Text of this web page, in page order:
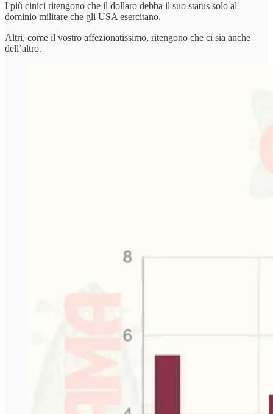
I più cinici ritengono che il dollaro debba il suo status solo al
dominio militare che gli USA esercitano.
Altri, come il vostro affezionatissimo, ritengono che ci sia anche
dell’altro.